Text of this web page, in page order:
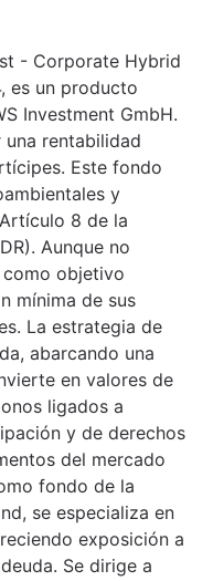
- Corporate Hybrid
es un producto
Investment GmbH.
rentabilidad
Este fondo
y
8 de la
Aunque no
como objetivo
mínima de sus
La estrategia de
abarcando una
en valores de
ligados a
y de derechos
del mercado
fondo de la
se especializa en
exposición a
Se dirige a